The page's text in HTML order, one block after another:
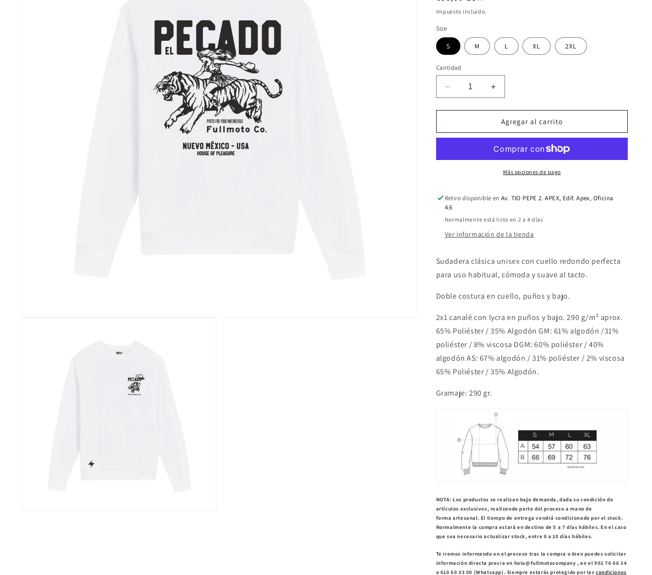
ó
n
habitual
Impuesto incluido.
Size
S M L XL 2XL
Cantidad
Reducir
cantidad
para
HOODIE
Aumentar
cantidad
para
PECADO
HOODIE
Agregar al carrito
Más opciones de pago
Retiro disponible en Av. TIO PEPE 2. APEX, Edif. Apex, Oficina
4.6
Normalmente está listo en 2 a 4 días
Ver información de la tienda
Sudadera clásica unisex con cuello redondo perfecta
para uso habitual, cómoda y suave al tacto.
Doble costura en cuello, puños y bajo.
2x1 canalé con lycra en puños y bajo. 290 g/m² aprox.
65% Poliéster / 35% Algodón GM: 61% algodón /31%
poliéster / 8% viscosa DGM: 60% poliéster / 40%
algodón AS: 67% algodón / 31% poliéster / 2% viscosa
65% Poliéster / 35% Algodón.
Gramaje: 290 gr.
NOTA: Los productos se realizan bajo demanda, dada su condición de
artículos exclusivos, realizando parte del proceso a mano de
forma artesanal. El tiempo de entrega vendrá condicionado por el stock.
Normalmente la compra estará en destino de 5 a 7 días hábiles. En el caso
que sea necesario actualizar stock, entre 8 a 10 días hábiles.
Te iremos informando en el proceso tras la compra o bien puedes solicitar
información directa previa en hola@fullmotocompany , en el 902 76 06 34
o 610 60 33 00 (Whatsapp). Siempre estarás protegido por las condiciones